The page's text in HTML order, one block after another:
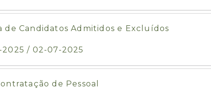
de Candidatos Admitidos e Excluídos
/ 02-07-2025
de Pessoal